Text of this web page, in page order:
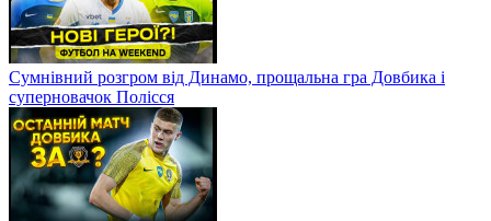
Сумнівний розгром від Динамо, прощальна гра Довбика і
суперновачок Полісся